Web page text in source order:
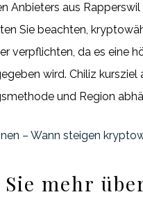
Anbieters aus
Sie beachten,
verpflichten, da es eine
wird. Chiliz
und Region
– Wann steigen
mehr